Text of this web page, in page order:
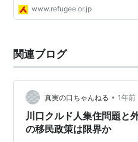
www.refugee.or.jp
関連ブログ
真実の口ちゃんねる • 1年前
川口クルド人集住問題と
の移民政策は限界か